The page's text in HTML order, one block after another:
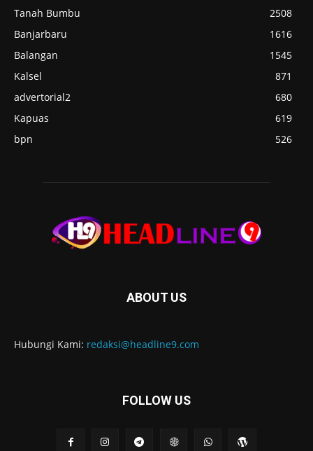
Tanah Bumbu
2508
Banjarbaru
1616
Balangan
1545
Kalsel
871
advertorial2
680
Kapuas
619
bpn
526
ABOUT US
Hubungi Kami: redaksi@headline9.com
FOLLOW US